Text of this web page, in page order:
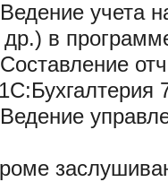
Ведение учета
др.) в
Составление
Ведение